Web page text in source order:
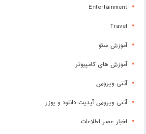
Entertainment
Travel
آموزش سئو
آموزش های کامپیوتر
آنتی ویروس
آنتی ویروس آپدیت دانلود و یوزر
اخبار عصر اطلاعات